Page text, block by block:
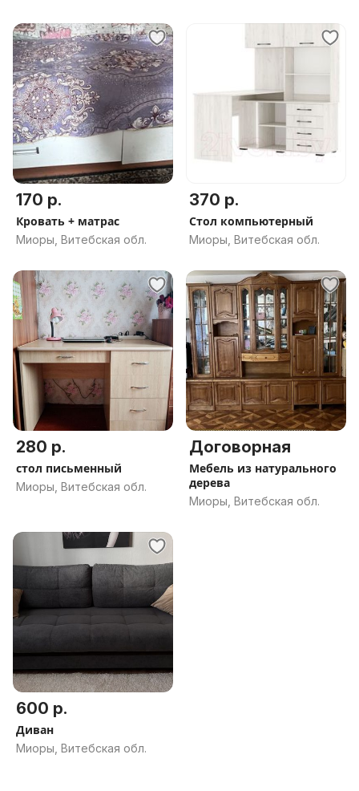
170 р.
Кровать + матрас
Миоры, Витебская обл.
370 р.
Стол компьютерный
Миоры, Витебская обл.
280 р.
стол письменный
Миоры, Витебская обл.
Договорная
Мебель из натурального
дерева
Миоры, Витебская обл.
600 р.
Диван
Миоры, Витебская обл.